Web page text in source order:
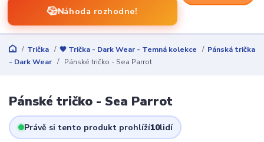
🎲Náhoda rozhodne!
Trička 🖤 Trička - Dark Wear - Temná kolekce
Pánská trička
- Dark Wear
Pánské tričko - Sea Parrot
Pánské tričko - Sea Parrot
Právě si tento produkt prohlíží10lidí